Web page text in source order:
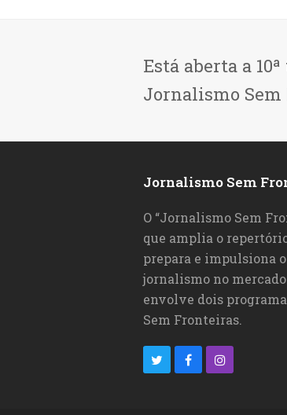
Está aberta a
Jornalismo
Jornalismo Sem
O “Jornalismo Sem
que amplia o
prepara e impulsiona
jornalismo no
envolve dois
Sem Fronteiras.
I